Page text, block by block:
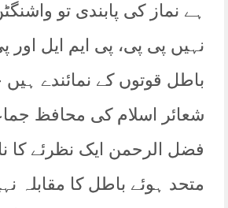
ہے نماز کی پابندی تو
نہیں پی پی، پی ایم ایل اور
باطل قوتوں کے نمائندے
شعائر اسلام کی محافظ
فضل الرحمن ایک نظرئے کا
متحد ہوئے باطل کا مقابلہ